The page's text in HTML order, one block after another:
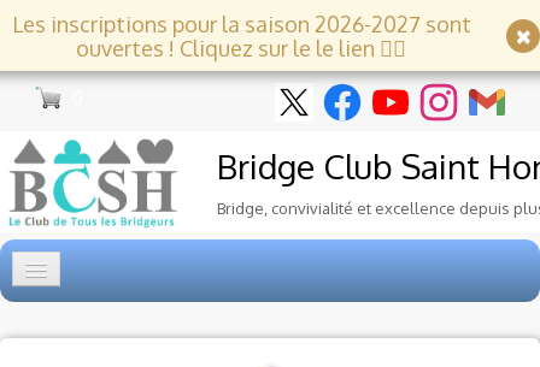
Les inscriptions pour la saison 2026-2027 sont
ouvertes ! Cliquez sur le le lien 👇🏻
Bridge Club Saint
Bridge, convivialité et excellence depuis